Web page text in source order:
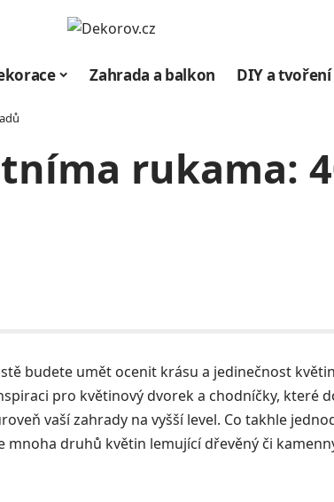
Zahrada a balkon DIY a tvoření
rukama:
budete umět ocenit krásu a jedinečnost
pro květinový dvorek a chodníčky, které
vaší zahrady na vyšší level. Co takhle
mnoha druhů květin lemující dřevěný či